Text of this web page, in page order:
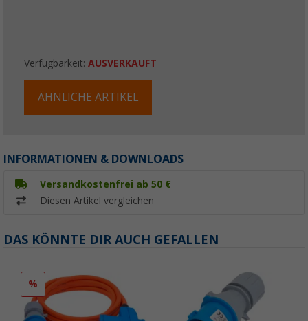
Verfügbarkeit: AUSVERKAUFT
ÄHNLICHE ARTIKEL
INFORMATIONEN & DOWNLOADS
Versandkostenfrei ab 50 €
Diesen Artikel vergleichen
DAS KÖNNTE DIR AUCH GEFALLEN
%